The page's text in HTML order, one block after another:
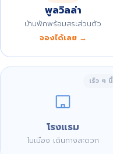
พูลวิลล่า
บ้านพักพร้อมสระส่วนตัว
จองได้เลย →
เร็ว ๆ นี้
โรงแรม
ในเมือง เดินทางสะดวก